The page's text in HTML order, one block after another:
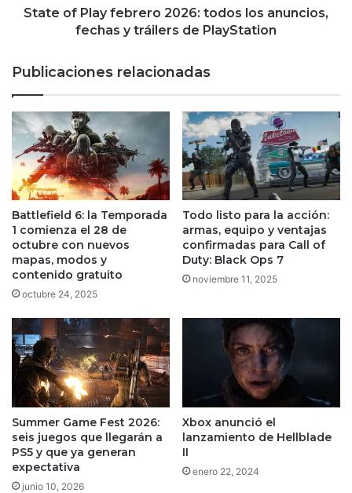
State of Play febrero 2026: todos los anuncios,
fechas y tráilers de PlayStation
Publicaciones relacionadas
Battlefield 6: la Temporada
1 comienza el 28 de
octubre con nuevos
mapas, modos y
contenido gratuito
octubre 24, 2025
Todo listo para la acción:
armas, equipo y ventajas
confirmadas para Call of
Duty: Black Ops 7
noviembre 11, 2025
Summer Game Fest 2026:
seis juegos que llegarán a
PS5 y que ya generan
expectativa
junio 10, 2026
Xbox anunció el
lanzamiento de Hellblade
II
enero 22, 2024